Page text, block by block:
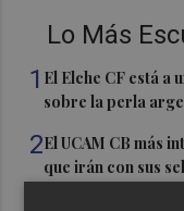
Lo Más
1 El Elche CF está a
sobre la perla
2El UCAM CB más
que irán con sus